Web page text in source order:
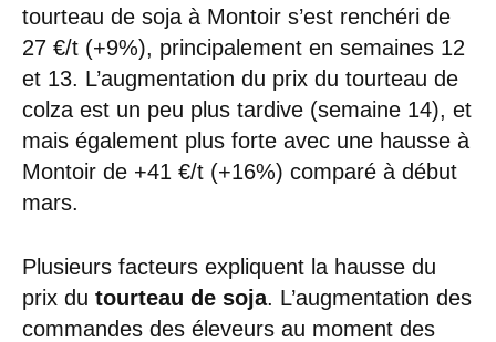
tourteau de soja à Montoir s’est renchéri de
27 €/t (+9%), principalement en semaines 12
et 13. L’augmentation du prix du tourteau de
colza est un peu plus tardive (semaine 14), et
mais également plus forte avec une hausse à
Montoir de +41 €/t (+16%) comparé à début
mars.
Plusieurs facteurs expliquent la hausse du
prix du tourteau de soja. L’augmentation des
commandes des éleveurs au moment des